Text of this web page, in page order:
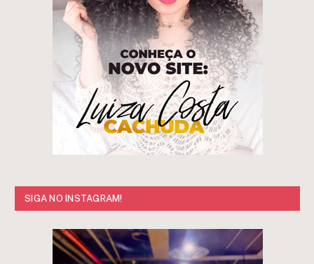
SIGA NO INSTAGRAM!